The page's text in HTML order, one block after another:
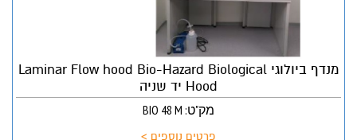
מנדף ביולוגי Laminar Flow hood Bio-Hazard Biological
Hood יד שניה
מק"ט: BIO 48 M
פרטים נוספים >